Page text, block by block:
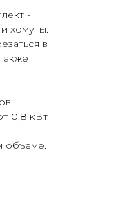
-
хомуты.
в
0,8 кВт
объеме.